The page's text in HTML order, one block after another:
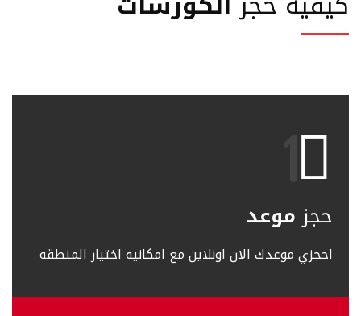
حجزموعد
احجزي موعدك الان اونلاين مع امكانيه اختيار المنطقه